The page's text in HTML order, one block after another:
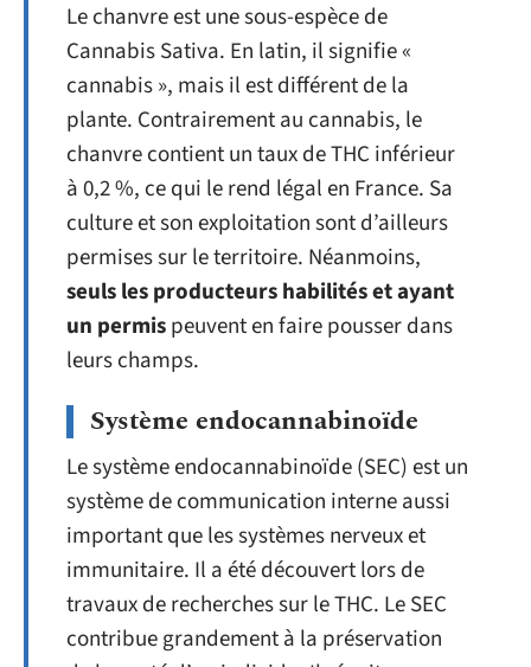
Le chanvre est une sous-espèce de
Cannabis Sativa. En latin, il signifie «
cannabis », mais il est différent de la
plante. Contrairement au cannabis, le
chanvre contient un taux de THC inférieur
à 0,2 %, ce qui le rend légal en France. Sa
culture et son exploitation sont d’ailleurs
permises sur le territoire. Néanmoins,
seuls les producteurs habilités et ayant
un permispeuvent en faire pousser dans
leurs champs.
Système endocannabinoïde
Le système endocannabinoïde (SEC) est un
système de communication interne aussi
important que les systèmes nerveux et
immunitaire. Il a été découvert lors de
travaux de recherches sur le THC. Le SEC
contribue grandement à la préservation